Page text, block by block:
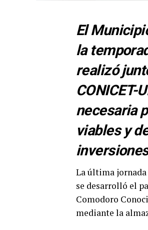
El
la
realizó
CONICET-
necesaria
viables y
La última jornada
se desarrolló el
Comodoro
mediante la